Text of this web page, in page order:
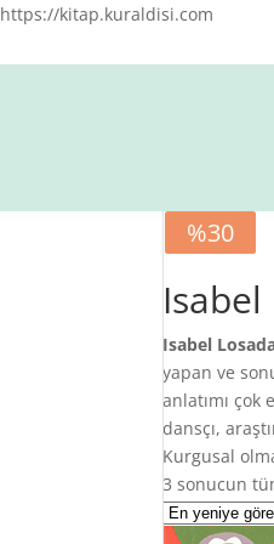
https://kitap.kuraldisi.com
Isabel
Isabel
yapan ve
anlatımı
dansçı,
Kurgusal
3 sonucun
%30
%30